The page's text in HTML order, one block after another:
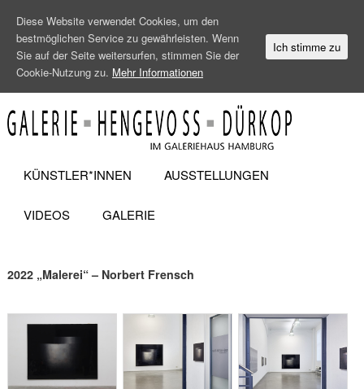
KÜNSTLER*INNEN AUSSTELLUNGEN
VIDEOS GALERIE
2022 „Malerei“ – Norbert Frensch
Diese Website verwendet Cookies, um den
bestmöglichen Service zu gewährleisten. Wenn
Sie auf der Seite weitersurfen, stimmen Sie der
Cookie-Nutzung zu. Mehr Informationen
Ich stimme zu